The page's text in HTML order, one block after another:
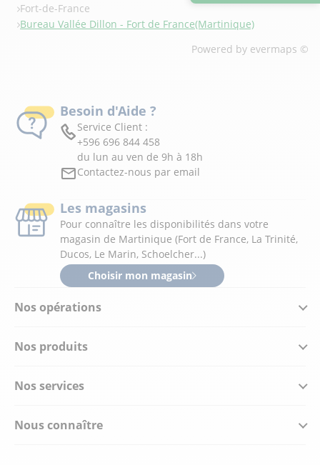
Fort-de-France
Bureau Vallée Dillon - Fort de France(Martinique)
Powered by evermaps ©
Nos opérations
Nos produits
Nos services
Nous connaître
Besoin d'Aide ?
Service Client :
+596 696 844 458
du lun au ven de 9h à 18h
Contactez-nous par email
Les magasins
Pour connaître les disponibilités dans votre
magasin de Martinique (Fort de France, La Trinité,
Ducos, Le Marin, Schoelcher...)
Choisir mon magasin